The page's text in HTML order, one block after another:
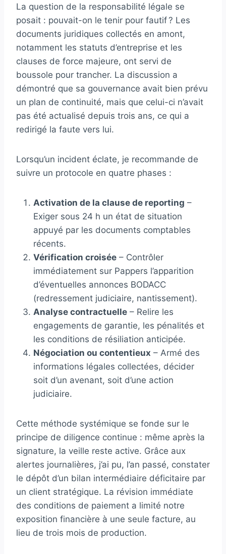
La question de la responsabilité légale se
posait : pouvait-on le tenir pour fautif ? Les
documents juridiques collectés en amont,
notamment les statuts d’entreprise et les
clauses de force majeure, ont servi de
boussole pour trancher. La discussion a
démontré que sa gouvernance avait bien prévu
un plan de continuité, mais que celui-ci n’avait
pas été actualisé depuis trois ans, ce qui a
redirigé la faute vers lui.
Lorsqu’un incident éclate, je recommande de
suivre un protocole en quatre phases :
Activation de la clause de reporting –
Exiger sous 24 h un état de situation
appuyé par les documents comptables
récents.
Vérification croisée – Contrôler
immédiatement sur Pappers l’apparition
d’éventuelles annonces BODACC
(redressement judiciaire, nantissement).
Analyse contractuelle – Relire les
engagements de garantie, les pénalités et
les conditions de résiliation anticipée.
Négociation ou contentieux – Armé des
informations légales collectées, décider
soit d’un avenant, soit d’une action
judiciaire.
Cette méthode systémique se fonde sur le
principe de diligence continue : même après la
signature, la veille reste active. Grâce aux
alertes journalières, j’ai pu, l’an passé, constater
le dépôt d’un bilan intermédiaire déficitaire par
un client stratégique. La révision immédiate
des conditions de paiement a limité notre
exposition financière à une seule facture, au
lieu de trois mois de production.